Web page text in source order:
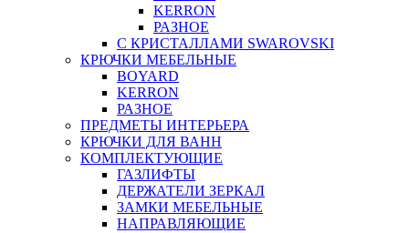
KERRON
РАЗНОЕ
С КРИСТАЛЛАМИ SWAROVSKI
КРЮЧКИ МЕБЕЛЬНЫЕ
BOYARD
KERRON
РАЗНОЕ
ПРЕДМЕТЫ ИНТЕРЬЕРА
КРЮЧКИ ДЛЯ ВАНН
КОМПЛЕКТУЮЩИЕ
ГАЗЛИФТЫ
ДЕРЖАТЕЛИ ЗЕРКАЛ
ЗАМКИ МЕБЕЛЬНЫЕ
НАПРАВЛЯЮЩИЕ